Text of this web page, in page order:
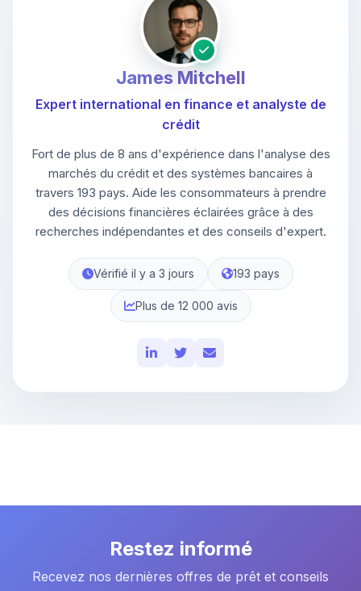
James Mitchell
Expert international en finance et analyste de
crédit
Fort de plus de 8 ans d'expérience dans l'analyse des
marchés du crédit et des systèmes bancaires à
travers 193 pays. Aide les consommateurs à prendre
des décisions financières éclairées grâce à des
recherches indépendantes et des conseils d'expert.
Vérifié il y a 3 jours 193 pays
Plus de 12 000 avis
Restez informé
Recevez nos dernières offres de prêt et conseils